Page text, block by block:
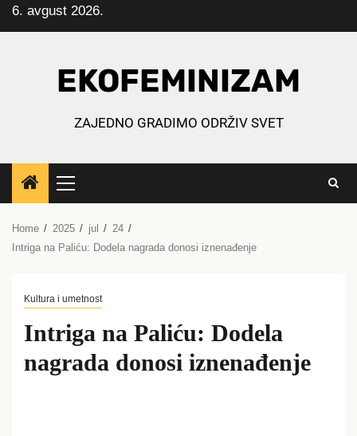
Skip
to
6. avgust 2026.
EKOFEMINIZAM
ZAJEDNO GRADIMO ODRŽIV SVET
Primary
Menu
Home 2025 jul
24
Intriga na Paliću: Dodela nagrada donosi iznenađenje
Kultura i umetnost
Intriga na Paliću: Dodela
nagrada donosi iznenađenje